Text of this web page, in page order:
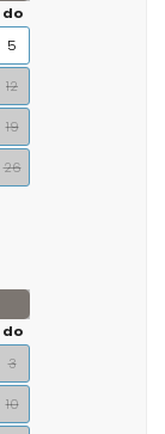
do
5
12
19
26
do
3
10